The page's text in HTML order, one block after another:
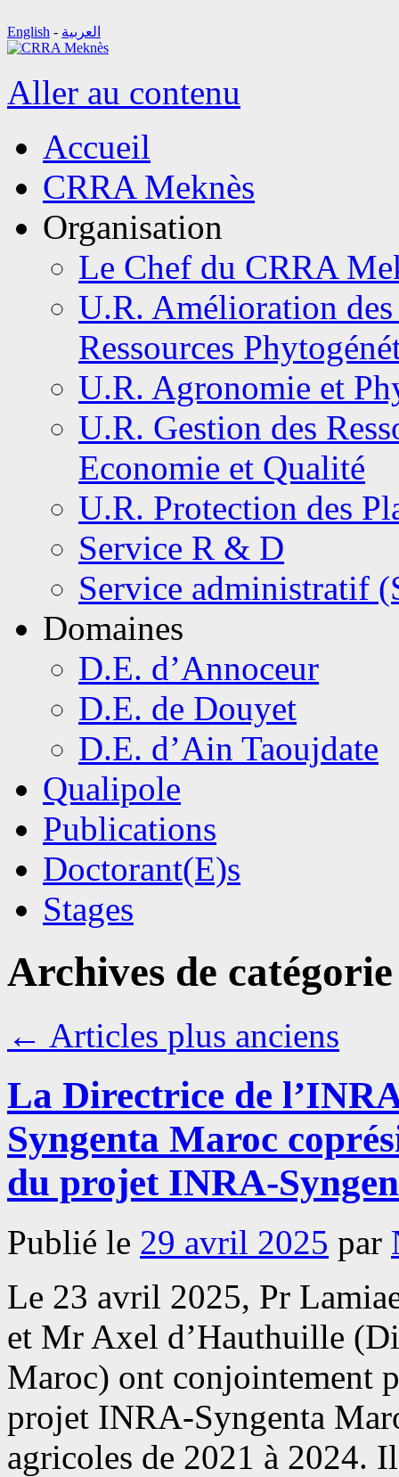
English - العربية
Aller au contenu
Accueil
CRRA Meknès
Organisation
Le Chef du CRRA
U.R. Amélioration
Ressources
U.R. Agronomie et
U.R. Gestion des
Economie et Qualité
U.R. Protection des
Service R & D
Service administratif
Domaines
D.E. d’Annoceur
D.E. de Douyet
D.E. d’Ain Taoujdate
Qualipole
Publications
Doctorant(E)s
Stages
Archives de
← Articles plus anciens
La Directrice de
Syngenta Maroc
du projet INRA-
Publié le 29 avril 2025 par
Le 23 avril 2025, Pr
et Mr Axel d’Hauthuille
Maroc) ont conjointement
projet INRA-Syngenta
agricoles de 2021 à 2024.